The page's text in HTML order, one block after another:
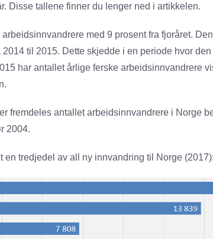
Disse tallene finner du lenger ned i artikkelen.
arbeidsinnvandrere med 9 prosent fra fjoråret.
til 2015. Dette skjedde i en periode hvor
har antallet årlige ferske arbeidsinnvandrere
fremdeles antallet arbeidsinnvandrere i Norge
2004.
en tredjedel av all ny innvandring til Norge (2017):